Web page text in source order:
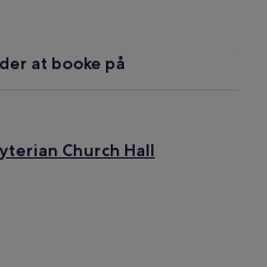
at booke på
Church Hall